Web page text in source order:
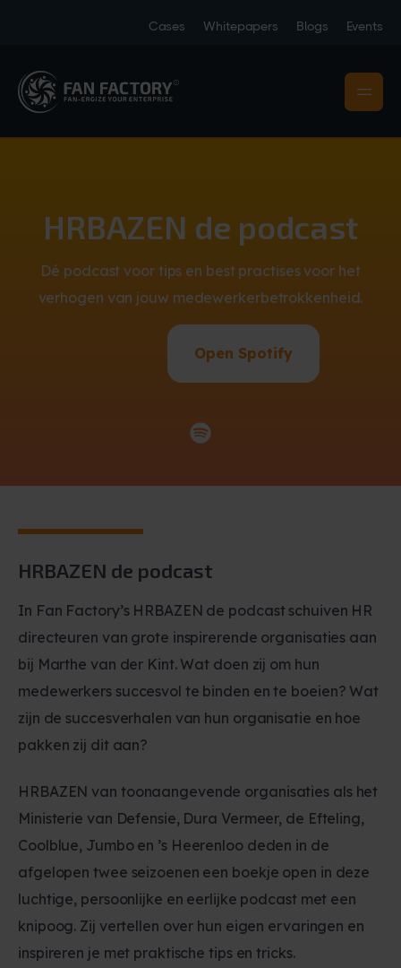
Cases Whitepapers Blogs Events
HRBAZEN de podcast
Dé podcast voor tips en best practises voor het
verhogen van jouw medewerkerbetrokkenheid.
Open Spotify
HRBAZEN de podcast
In Fan Factory’s HRBAZEN de podcast schuiven HR
directeuren van grote inspirerende organisaties aan
bij Marthe van der Kint. Wat doen zij om hun
medewerkers succesvol te binden en te boeien? Wat
zijn de succesverhalen van hun organisatie en hoe
pakken zij dit aan?
HRBAZEN van toonaangevende organisaties als het
Ministerie van Defensie, Dura Vermeer, de Efteling,
Coolblue, Jumbo en ’s Heerenloo deden in de
afgelopen twee seizoenen een boekje open in deze
luchtige, persoonlijke en eerlijke podcast met een
knipoog. Zij vertellen over hun eigen ervaringen en
inspireren je met praktische tips en tricks.